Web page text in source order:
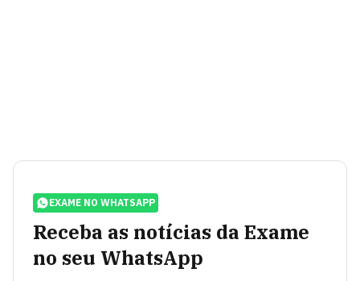
EXAME NO WHATSAPP
Receba as notícias da Exame
no seu WhatsApp